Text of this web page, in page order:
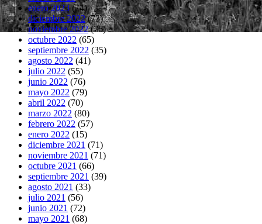
enero 2023(74)
diciembre 2022(73)
noviembre 2022(76)
octubre 2022 (65)
septiembre 2022 (35)
agosto 2022 (41)
julio 2022 (55)
junio 2022 (76)
mayo 2022 (79)
abril 2022 (70)
marzo 2022 (80)
febrero 2022 (57)
enero 2022 (15)
diciembre 2021 (71)
noviembre 2021 (71)
octubre 2021 (66)
septiembre 2021 (39)
agosto 2021 (33)
julio 2021 (56)
junio 2021 (72)
mayo 2021 (68)